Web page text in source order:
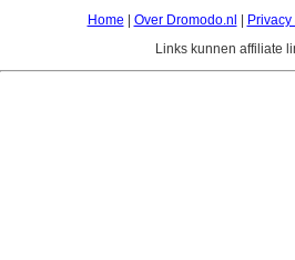
Home
Over Dromodo.nl
Links kunnen affiliate